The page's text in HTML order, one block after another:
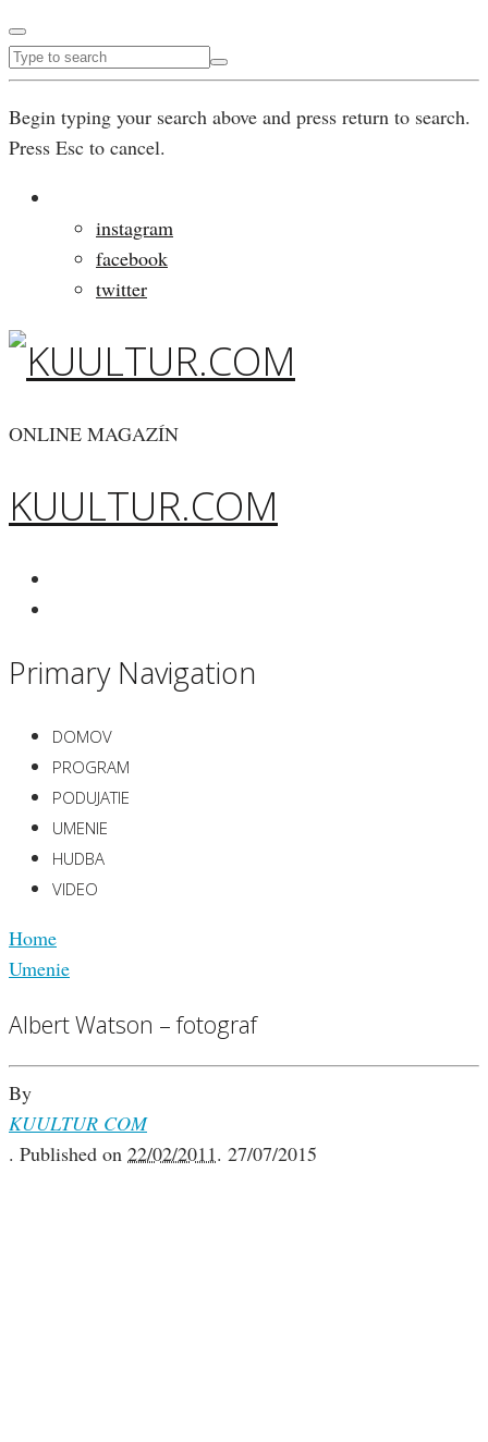
Begin typing your search above and press return to search.
Press Esc to cancel.
instagram
facebook
twitter
ONLINE MAGAZÍN
KUULTUR.COM
Primary Navigation
DOMOV
PROGRAM
PODUJATIE
UMENIE
HUDBA
VIDEO
Home
Umenie
Albert Watson – fotograf
By
KUULTUR COM
. Published on 22/02/2011. 27/07/2015